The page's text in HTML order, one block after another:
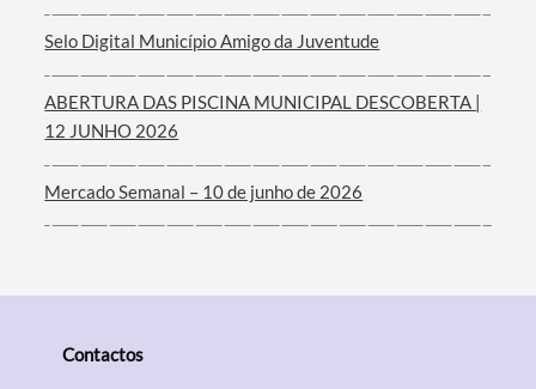
Selo Digital Município Amigo da Juventude
ABERTURA DAS PISCINA MUNICIPAL DESCOBERTA |
12 JUNHO 2026
Mercado Semanal – 10 de junho de 2026
Contactos